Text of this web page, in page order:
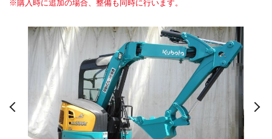
購入時に追加の場合、整備も同時に行います。